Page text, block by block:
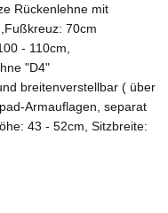
Rückenlehne mit
70cm
- 110cm,
"D4"
breitenverstellbar ( über
Armauflagen, separat
43 - 52cm, Sitzbreite: